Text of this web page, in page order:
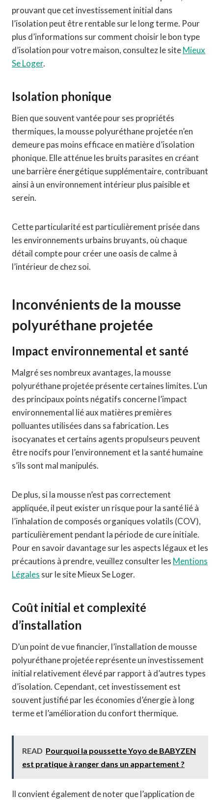
prouvant que cet investissement initial dans
l’isolation peut être rentable sur le long terme. Pour
plus d’informations sur comment choisir le bon type
d’isolation pour votre maison, consultez le siteMieux
Se Loger.
Isolation phonique
Bien que souvent vantée pour ses propriétés
thermiques, la mousse polyuréthane projetée n’en
demeure pas moins efficace en matière d’isolation
phonique. Elle atténue les bruits parasites en créant
une barrière énergétique supplémentaire, contribuant
ainsi à un environnement intérieur plus paisible et
serein.
Cette particularité est particulièrement prisée dans
les environnements urbains bruyants, où chaque
détail compte pour créer une oasis de calme à
l’intérieur de chez soi.
Inconvénients de la mousse
polyuréthane projetée
Impact environnemental et santé
Malgré ses nombreux avantages, la mousse
polyuréthane projetée présente certaines limites. L’un
des principaux points négatifs concerne l’impact
environnemental lié aux matières premières
polluantes utilisées dans sa fabrication. Les
isocyanates et certains agents propulseurs peuvent
être nocifs pour l’environnement et la santé humaine
s’ils sont mal manipulés.
De plus, si la mousse n’est pas correctement
appliquée, il peut exister un risque pour la santé lié à
l’inhalation de composés organiques volatils (COV),
particulièrement pendant la période de cure initiale.
Pour en savoir davantage sur les aspects légaux et les
précautions à prendre, veuillez consulter les Mentions
Légales sur le site Mieux Se Loger.
Coût initial et complexité
d’installation
D’un point de vue financier, l’installation de mousse
polyuréthane projetée représente un investissement
initial relativement élevé par rapport à d’autres types
d’isolation. Cependant, cet investissement est
souvent justifié par les économies d’énergie à long
terme et l’amélioration du confort thermique.
READ Pourquoi la poussette Yoyo de BABYZEN
est pratique à ranger dans un appartement ?
Il convient également de noter que l’application de